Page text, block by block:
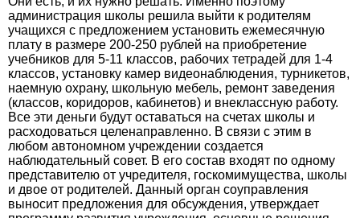
администрация школы решила выйти к родителям
учащихся с предложением установить ежемесячную
плату в размере 200-250 рублей на приобретение
учебников для 5-11 классов, рабочих тетрадей для 1-4
классов, установку камер видеонаблюдения, турникетов,
наемную охрану, школьную мебель, ремонт заведения
(классов, коридоров, кабинетов) и внеклассную работу.
Все эти деньги будут оставаться на счетах школы и
расходоваться целенаправленно. В связи с этим в
любом автономном учреждении создается
наблюдательный совет. В его состав входят по одному
представителю от учредителя, госкомимущества, школы
и двое от родителей. Данный орган соуправления
выносит предложения для обсуждения, утверждает